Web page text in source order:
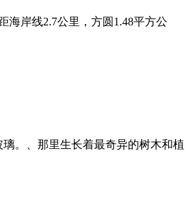
海岸线2.7公里，方圆1.48平方公
。、那里生长着最奇异的树木和植